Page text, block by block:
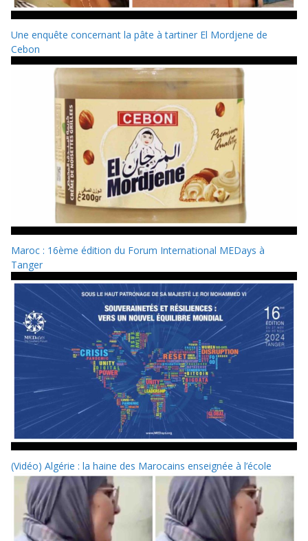
Une enquête concernant la pâte à tartiner El Mordjene de
Cebon
Maroc : 16ème édition du Forum International MEDays à
Tanger
(Vidéo) Algérie : la haine des Marocains enseignée à l’école